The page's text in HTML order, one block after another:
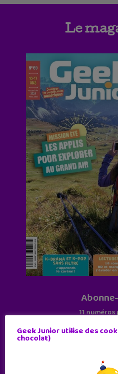
Le
11 numéros
Geek Junior utilise des
chocolat)